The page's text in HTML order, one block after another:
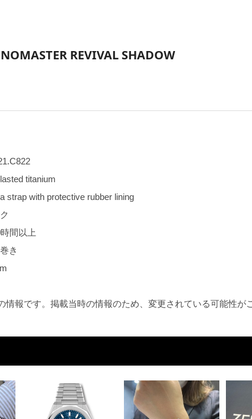
REVIVAL SHADOW
titanium
strap with protective rubber lining
間以上
き
情報です。掲載当時の情報のため、変更されている可能性が